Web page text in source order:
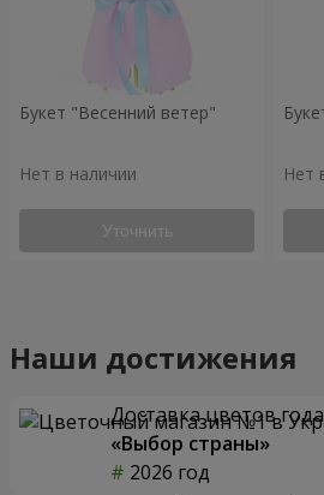
Букет "Весенний ветер"
Нет в наличии
Уточнить
Нет
Наши достижения
Доставка цветов
«Выбор страны»
2026 год